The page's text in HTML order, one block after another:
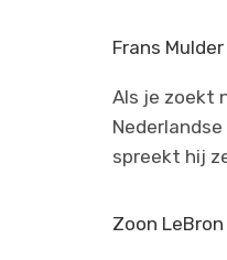
Frans
Als je zoekt
spreekt hij
Zoon